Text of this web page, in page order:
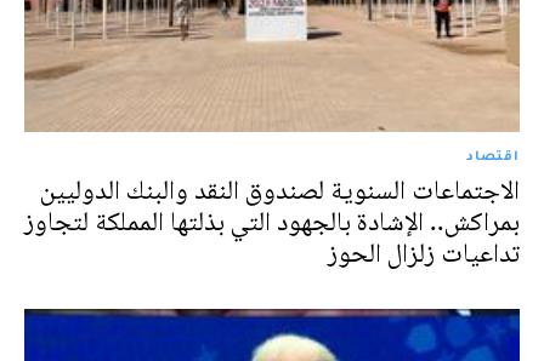
اقتصاد
الاجتماعات السنوية لصندوق النقد والبنك الدوليين
بمراكش.. الإشادة بالجهود التي بذلتها المملكة لتجاوز
تداعيات زلزال الحوز